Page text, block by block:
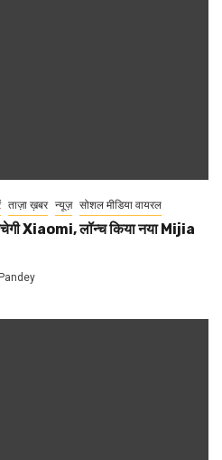
ताज़ा ख़बर न्यूज़ सोशल मीडिया वायरल
Xiaomi, लॉन्च किया नया Mijia